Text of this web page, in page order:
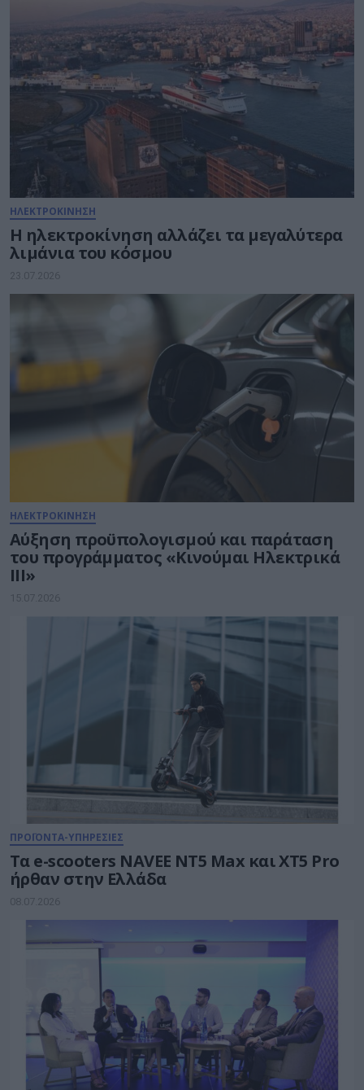
ΗΛΕΚΤΡΟΚΙΝΗΣΗ
Η ηλεκτροκίνηση αλλάζει τα μεγαλύτερα
λιμάνια του κόσμου
23.07.2026
ΗΛΕΚΤΡΟΚΙΝΗΣΗ
Αύξηση προϋπολογισμού και παράταση
του προγράμματος «Κινούμαι Ηλεκτρικά
ΙΙΙ»
15.07.2026
ΠΡΟΪΟΝΤΑ-ΥΠΗΡΕΣΙΕΣ
Τα e-scooters NAVEE NT5 Max και XT5 Pro
ήρθαν στην Ελλάδα
08.07.2026